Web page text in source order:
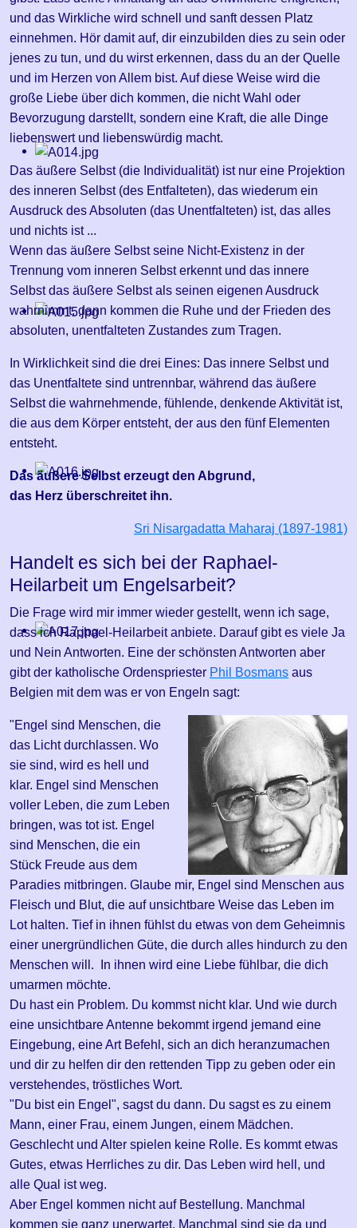
und das Wirkliche wird schnell und sanft dessen Platz
einnehmen. Hör damit auf, dir einzubilden dies zu sein oder
jenes zu tun, und du wirst erkennen, dass du an der Quelle
und im Herzen von Allem bist. Auf diese Weise wird die
große Liebe über dich kommen, die nicht Wahl oder
Bevorzugung darstellt, sondern eine Kraft, die alle Dinge
liebenswert und liebenswürdig macht.
Das äußere Selbst (die Individualität) ist nur eine Projektion
des inneren Selbst (des Entfalteten), das wiederum ein
Ausdruck des Absoluten (das Unentfalteten) ist, das alles
und nichts ist ...
Wenn das äußere Selbst seine Nicht-Existenz in der
Trennung vom inneren Selbst erkennt und das innere
Selbst das äußere Selbst als seinen eigenen Ausdruck
wahrnimmt, dann kommen die Ruhe und der Frieden des
absoluten, unentfalteten Zustandes zum Tragen.
In Wirklichkeit sind die drei Eines: Das innere Selbst und
das Unentfaltete sind untrennbar, während das äußere
Selbst die wahrnehmende, fühlende, denkende Aktivität ist,
die aus dem Körper entsteht, der aus den fünf Elementen
entsteht.
Das äußere Selbst erzeugt den Abgrund,
das Herz überschreitet ihn.
Sri Nisargadatta Maharaj (1897-1981)
Handelt es sich bei der Raphael-
Heilarbeit um Engelsarbeit?
Die Frage wird mir immer wieder gestellt, wenn ich sage,
dass ich Raphael-Heilarbeit anbiete. Darauf gibt es viele Ja
und Nein Antworten. Eine der schönsten Antworten aber
gibt der katholische Ordenspriester Phil Bosmans aus
Belgien mit dem was er von Engeln sagt:
"Engel sind Menschen, die
das Licht durchlassen. Wo
sie sind, wird es hell und
klar. Engel sind Menschen
voller Leben, die zum Leben
bringen, was tot ist. Engel
sind Menschen, die ein
Stück Freude aus dem
Paradies mitbringen. Glaube mir, Engel sind Menschen aus
Fleisch und Blut, die auf unsichtbare Weise das Leben im
Lot halten. Tief in ihnen fühlst du etwas von dem Geheimnis
einer unergründlichen Güte, die durch alles hindurch zu den
Menschen will. In ihnen wird eine Liebe fühlbar, die dich
umarmen möchte.
Du hast ein Problem. Du kommst nicht klar. Und wie durch
eine unsichtbare Antenne bekommt irgend jemand eine
Eingebung, eine Art Befehl, sich an dich heranzumachen
und dir zu helfen dir den rettenden Tipp zu geben oder ein
verstehendes, tröstliches Wort.
"Du bist ein Engel", sagst du dann. Du sagst es zu einem
Mann, einer Frau, einem Jungen, einem Mädchen.
Geschlecht und Alter spielen keine Rolle. Es kommt etwas
Gutes, etwas Herrliches zu dir. Das Leben wird hell, und
alle Qual ist weg.
Aber Engel kommen nicht auf Bestellung. Manchmal
kommen sie ganz unerwartet. Manchmal sind sie da und